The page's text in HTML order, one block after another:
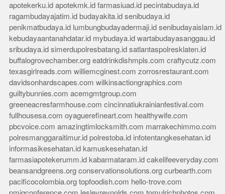
apotekerku.id apotekmk.id farmasiuad.id pecintabudaya.id
ragambudayajatim.id budayakita.id senibudaya.id
penikmatbudaya.id lumbungbudayadermaji.id senibudayaislam.id
kebudayaantanahdatar.id mybudaya.id wartabudayasanggau.id
sribudaya.id simerdupolresbatang.id satlantaspolresklaten.id
buffalogrovechamber.org eatdrinkdishmpls.com craftycutz.com
texasgirlreads.com williemcginest.com zorrosrestaurant.com
davidsonhardscapes.com wilkinsactiongraphics.com
guiltybunnies.com acemgmtgroup.com
greeneacresfarmhouse.com cincinnatiukrainianfestival.com
fullhousesa.com oyaguerefineart.com healthywife.com
pbcvoice.com amazingtimlocksmith.com marrakechimmo.com
polresmanggaraitimur.id polrestoba.id infotentangkesehatan.id
informasikesehatan.id kamuskesehatan.id
farmasiapotekerumm.id kabarmataram.id cakelifeeveryday.com
beansandgreens.org conservationsolutions.org curbearth.com
pacificocolombia.org topfoodish.com hello-trove.com